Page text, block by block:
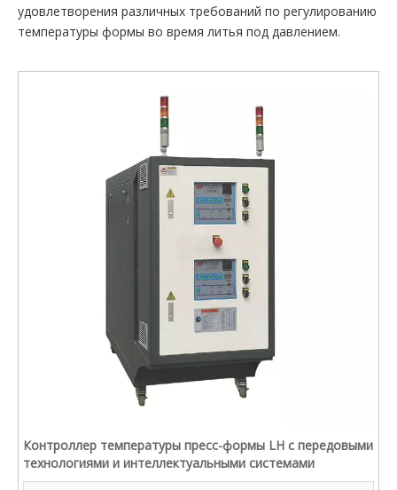
удовлетворения различных требований по регулированию
температуры формы во время литья под давлением.
Контроллер температуры пресс-формы LH с передовыми
технологиями и интеллектуальными системами
управления